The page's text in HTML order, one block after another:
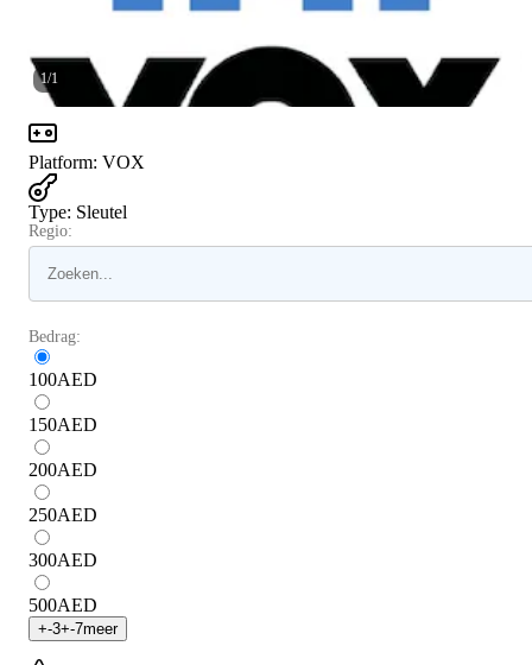
1/1
Platform: VOX
Type: Sleutel
Regio:
Bedrag:
100AED
150AED
200AED
250AED
300AED
500AED
+-3+-7meer